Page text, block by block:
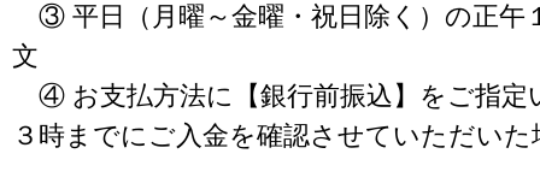
③ 平日（月曜～金曜・祝日除く）の正午
文
④ お支払方法に【銀行前振込】をご指定
３時までにご入金を確認させていただいた